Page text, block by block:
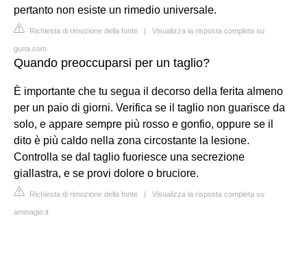
pertanto non esiste un rimedio universale.
Richiesta di rimozione della fonte | Visualizza la risposta completa su
guna.com
Quando preoccuparsi per un taglio?
È importante che tu segua il decorso della ferita almeno
per un paio di giorni. Verifica se il taglio non guarisce da
solo, e appare sempre più rosso e gonfio, oppure se il
dito è più caldo nella zona circostante la lesione.
Controlla se dal taglio fuoriesce una secrezione
giallastra, e se provi dolore o bruciore.
Richiesta di rimozione della fonte | Visualizza la risposta completa su
amioagio.it